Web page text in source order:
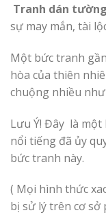
Tranh dán
sự may mắn, tài
Một bức tranh
hòa của thiên
chuộng nhiều
Lưu Ý! Đây là một
nổi tiếng đã ủy
bức tranh này.
( Mọi hình thức
bị sử lý trên cơ